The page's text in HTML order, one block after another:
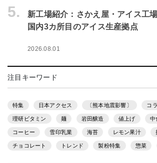
5.
新工場紹介：さかえ屋・アイス工
国内3カ所目のアイス生産拠点
2026.08.01
注目キーワード
特集 日本アクセス 〔熊本地震影響〕 コ
理研ビタミン 麺 岩田醸造 値上げ 中
コーヒー 雪印乳業 海苔 レモン果汁
チョコレート トレンド 製粉特集 惣菜